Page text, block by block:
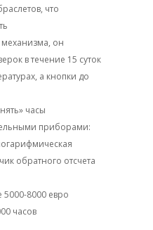
что
он
в течение 15 суток
а кнопки до
часы
приборами:
обратного отсчета
8000 евро
часов